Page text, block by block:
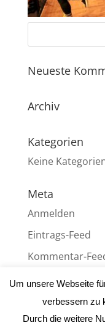
Neueste
Archiv
Kategorien
Keine
Meta
Anmelden
Eintrags-Feed
Kommentar-
WordPress.org
Um unsere Webseite
verbessern zu
Durch die weitere